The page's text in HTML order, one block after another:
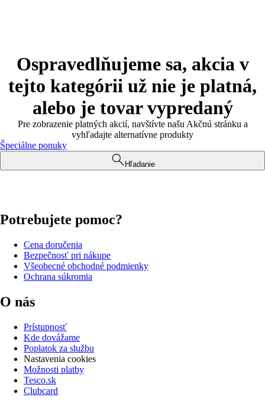
Ospravedlňujeme sa, akcia v
tejto kategórii už nie je platná,
alebo je tovar vypredaný
Pre zobrazenie platných akcií, navštívte našu Akčnú stránku a
vyhľadajte alternatívne produkty
Špeciálne ponuky
Hľadanie
Potrebujete pomoc?
Cena doručenia
Bezpečnosť pri nákupe
Všeobecné obchodné podmienky
Ochrana súkromia
O nás
Prístupnosť
Kde dovážame
Poplatok za službu
Nastavenia cookies
Možnosti platby
Tesco.sk
Clubcard